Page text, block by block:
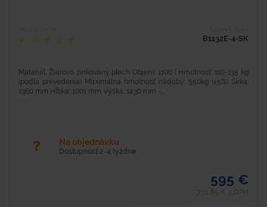
B1132E-4-SK
Materiál: Žiarovo zinkovaný plech Objem: 1100 l Hmotnosť: 110-135 kg
(podľa prevedenia) Maximálna hmotnosť nádoby: 550kg (±5%) Šírka:
1360 mm Hĺbka: 1001 mm Výška: 1430 mm -...
Na objednávku
Dostupnosť 2-4 týždne
595 €